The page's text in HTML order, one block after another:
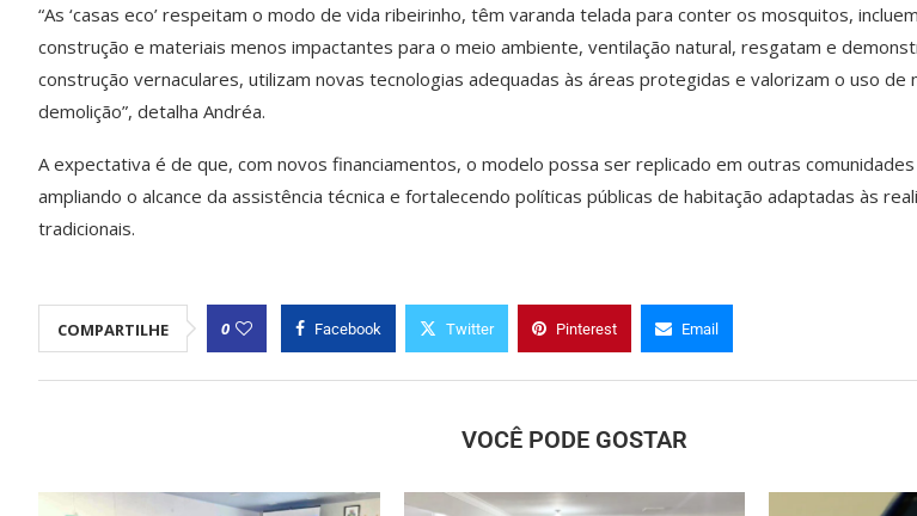
“As ‘casas eco’ respeitam o modo de vida ribeirinho, têm varanda telada para conter os mosquitos,
construção e materiais menos impactantes para o meio ambiente, ventilação natural, resgatam e
construção vernaculares, utilizam novas tecnologias adequadas às áreas protegidas e valorizam o uso de
demolição”, detalha Andréa.
A expectativa é de que, com novos financiamentos, o modelo possa ser replicado em outras
ampliando o alcance da assistência técnica e fortalecendo políticas públicas de habitação adaptadas às
tradicionais.
COMPARTILHE 0 Facebook Twitter Pinterest Email
VOCÊ PODE GOSTAR